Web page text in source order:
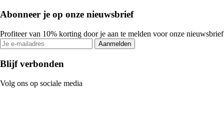
Abonneer je op onze nieuwsbrief
Profiteer van 10% korting door je aan te melden voor onze nieuwsbrief
Aanmelden
Blijf verbonden
Volg ons op sociale media